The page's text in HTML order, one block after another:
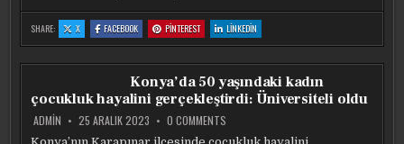
KALDI
SHARE: X:
ANTALYA’DA
64
ADAM
BIRLIKTE
SOKAKTA
FACEBOOK:
ANTALYA’DA
64
ADAM
KIZIYLA
BIRLIKTE
SOKAKTA
KALDI
PINTEREST:
ANTALYA’DA
64
ADAM
KIZIYLA
BIRLIKTE
SOKAKTA
KALDI
LINKEDIN
ANTALYA’DA
64
ADAM
KIZIYLA
BIRLIKTE
SOKAKTA
Konya’da 50 yaşındaki kadın
çocukluk hayalini gerçekleştirdi: Üniversiteli oldu
ADMIN 25 ARALIK 2023 0 COMMENTS
50